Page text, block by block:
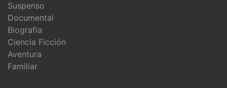
Suspenso
Documental
Biografía
Ciencia Ficción
Aventura
Familiar